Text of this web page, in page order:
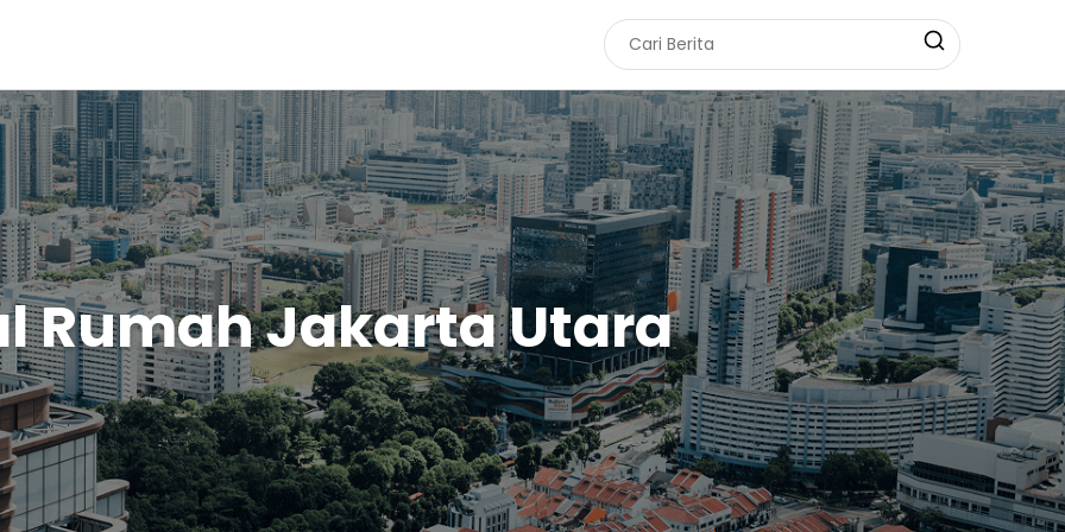
Rumah Jakarta Utara